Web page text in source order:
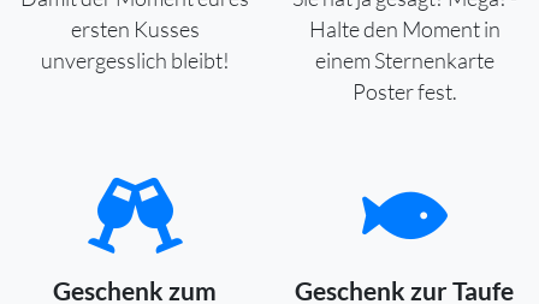
ersten Kusses
unvergesslich bleibt!
Halte den Moment in
einem Sternenkarte
Poster fest.
Geschenk zum Geschenk zur Taufe